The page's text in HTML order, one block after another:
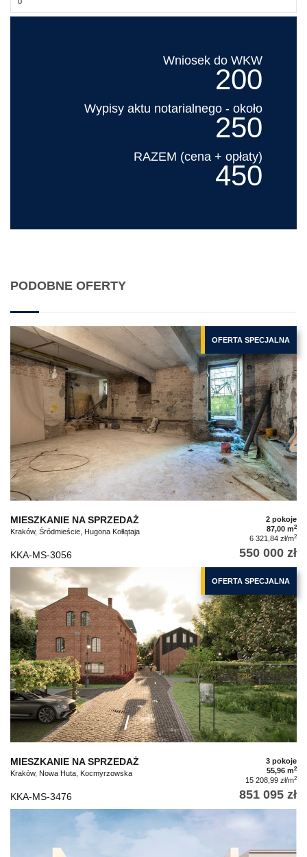
Wniosek do WKW
200
Wypisy aktu notarialnego - około
250
RAZEM (cena + opłaty)
450
PODOBNE OFERTY
OFERTA SPECJALNA
MIESZKANIE NA SPRZEDAŻ
Kraków, Śródmieście, Hugona Kołłątaja
2 pokoje
87,00 m2
6 321,84 zł/m2
KKA-MS-3056 550 000 zł
OFERTA SPECJALNA
MIESZKANIE NA SPRZEDAŻ
Kraków, Nowa Huta, Kocmyrzowska
3 pokoje
55,96 m2
15 208,99 zł/m2
KKA-MS-3476 851 095 zł